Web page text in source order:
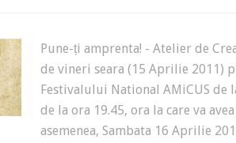
Pune-ți amprenta! - Atelier de
de vineri seara (15 Aprilie 2011)
Festivalului National AMiCUS de
de la ora 19.45, ora la care va
asemenea, Sambata 16 Aprilie